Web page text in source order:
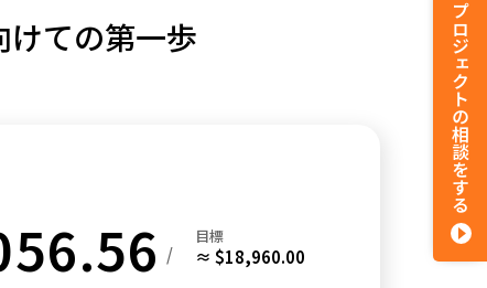
けての第一歩
/
目標
≈ $18,960.00
プロジェクトの相談をする